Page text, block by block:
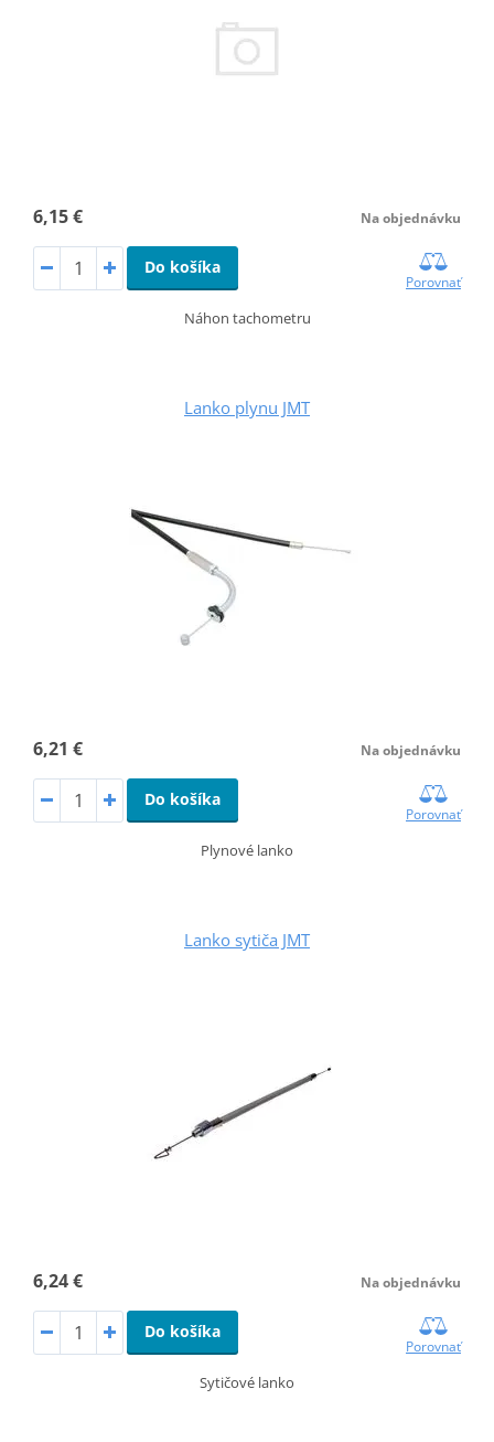
6,15 € Na objednávku
Do košíka
Porovnať
Náhon tachometru
Lanko plynu JMT
6,21 € Na objednávku
Do košíka
Porovnať
Plynové lanko
Lanko sytiča JMT
6,24 € Na objednávku
Do košíka
Porovnať
Sytičové lanko